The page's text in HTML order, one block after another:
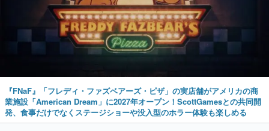
『FNaF』「フレディ・ファズベアーズ・ピザ」の実店舗がアメリカの商
業施設「American Dream」に2027年オープン！ScottGamesとの共同開
発、食事だけでなくステージショーや没入型のホラー体験も楽しめる